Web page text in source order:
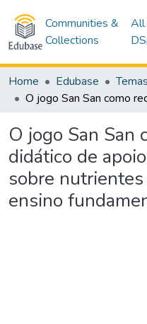
Communities &
Collections
All
Home Edubase
O jogo San San
didático de
sobre
ensino